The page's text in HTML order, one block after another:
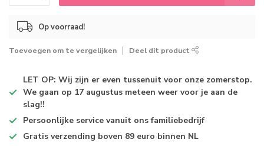
Op voorraad!
Toevoegen om te vergelijken Deel dit product
LET OP: Wij zijn er even tussenuit voor onze zomerstop.
We gaan op 17 augustus meteen weer voor je aan de
slag!!
Persoonlijke service vanuit ons familiebedrijf
Gratis verzending boven 89 euro binnen NL